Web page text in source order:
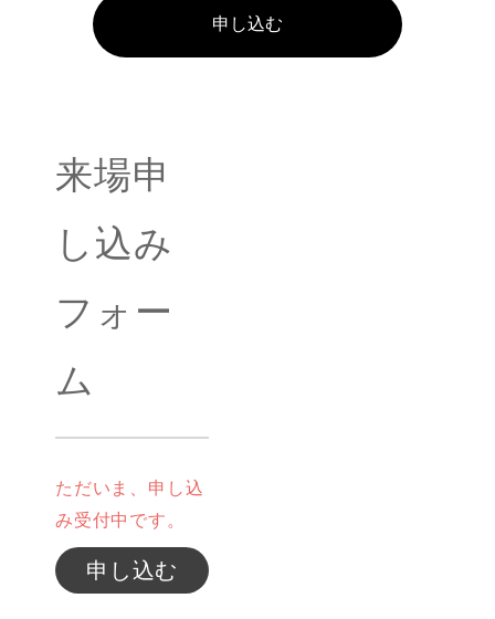
申し込む
来場申
し込み
フォー
ム
ただいま、申し込
み受付中です。
申し込む